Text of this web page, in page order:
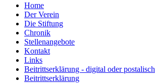
Home
Der Verein
Die Stiftung
Chronik
Stellenangebote
Kontakt
Links
Beitrittserklärung - digital oder postalisch
Beitrittserklärung